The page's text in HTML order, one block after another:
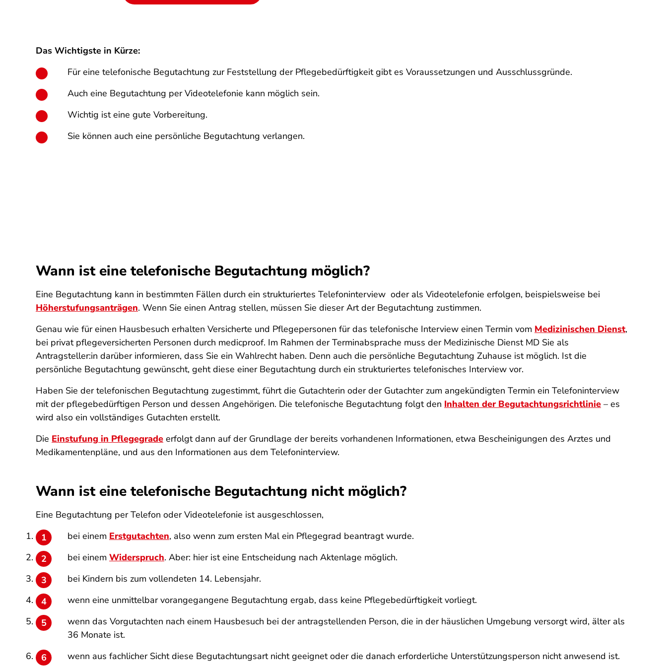
Das Wichtigste in Kürze:
Für eine telefonische Begutachtung zur Feststellung der Pflegebedürftigkeit gibt es Voraussetzungen und Ausschlussgründe.
Auch eine Begutachtung per Videotelefonie kann möglich sein.
Wichtig ist eine gute Vorbereitung.
Sie können auch eine persönliche Begutachtung verlangen.
Wann ist eine telefonische Begutachtung möglich?
Eine Begutachtung kann in bestimmten Fällen durch ein strukturiertes Telefoninterview oder als Videotelefonie erfolgen, beispielsweise bei
Höherstufungsanträgen. Wenn Sie einen Antrag stellen, müssen Sie dieser Art der Begutachtung zustimmen.
Genau wie für einen Hausbesuch erhalten Versicherte und Pflegepersonen für das telefonische Interview einen Termin vom Medizinischen Dienst,
bei privat pflegeversicherten Personen durch medicproof. Im Rahmen der Terminabsprache muss der Medizinische Dienst MD Sie als
Antragsteller:in darüber informieren, dass Sie ein Wahlrecht haben. Denn auch die persönliche Begutachtung Zuhause ist möglich. Ist die
persönliche Begutachtung gewünscht, geht diese einer Begutachtung durch ein strukturiertes telefonisches Interview vor.
Haben Sie der telefonischen Begutachtung zugestimmt, führt die Gutachterin oder der Gutachter zum angekündigten Termin ein Telefoninterview
mit der pflegebedürftigen Person und dessen Angehörigen. Die telefonische Begutachtung folgt den Inhalten der Begutachtungsrichtlinie – es
wird also ein vollständiges Gutachten erstellt.
Die Einstufung in Pflegegrade erfolgt dann auf der Grundlage der bereits vorhandenen Informationen, etwa Bescheinigungen des Arztes und
Medikamentenpläne, und aus den Informationen aus dem Telefoninterview.
Wann ist eine telefonische Begutachtung nicht möglich?
Eine Begutachtung per Telefon oder Videotelefonie ist ausgeschlossen,
bei einem Erstgutachten, also wenn zum ersten Mal ein Pflegegrad beantragt wurde.
bei einem Widerspruch. Aber: hier ist eine Entscheidung nach Aktenlage möglich.
bei Kindern bis zum vollendeten 14. Lebensjahr.
wenn eine unmittelbar vorangegangene Begutachtung ergab, dass keine Pflegebedürftigkeit vorliegt.
wenn das Vorgutachten nach einem Hausbesuch bei der antragstellenden Person, die in der häuslichen Umgebung versorgt wird, älter als
36 Monate ist.
wenn aus fachlicher Sicht diese Begutachtungsart nicht geeignet oder die danach erforderliche Unterstützungsperson nicht anwesend ist.